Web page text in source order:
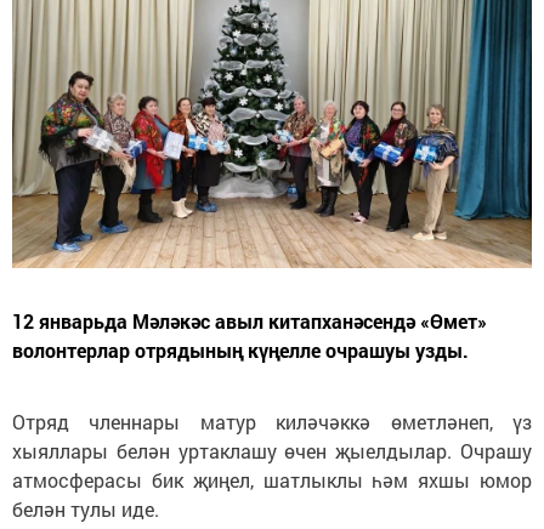
12 январьда Мәләкәс авыл китапханәсендә «Өмет»
волонтерлар отрядының күңелле очрашуы узды.
Отряд членнары матур киләчәккә өметләнеп, үз
хыяллары белән уртаклашу өчен җыелдылар. Очрашу
атмосферасы бик җиңел, шатлыклы һәм яхшы юмор
белән тулы иде.